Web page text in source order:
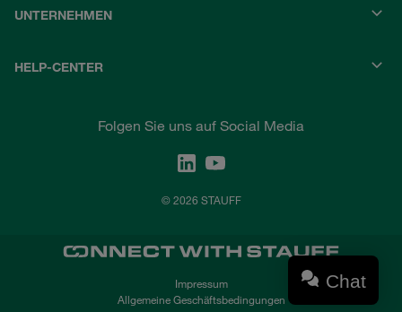
UNTERNEHMEN
HELP-CENTER
Folgen Sie uns auf Social Media
© 2026 STAUFF
Impressum
Allgemeine Geschäftsbedingungen
Chat